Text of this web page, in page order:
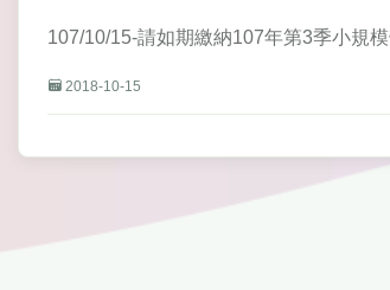
107/10/15-請如期繳納107年第3季小規
2018-10-15